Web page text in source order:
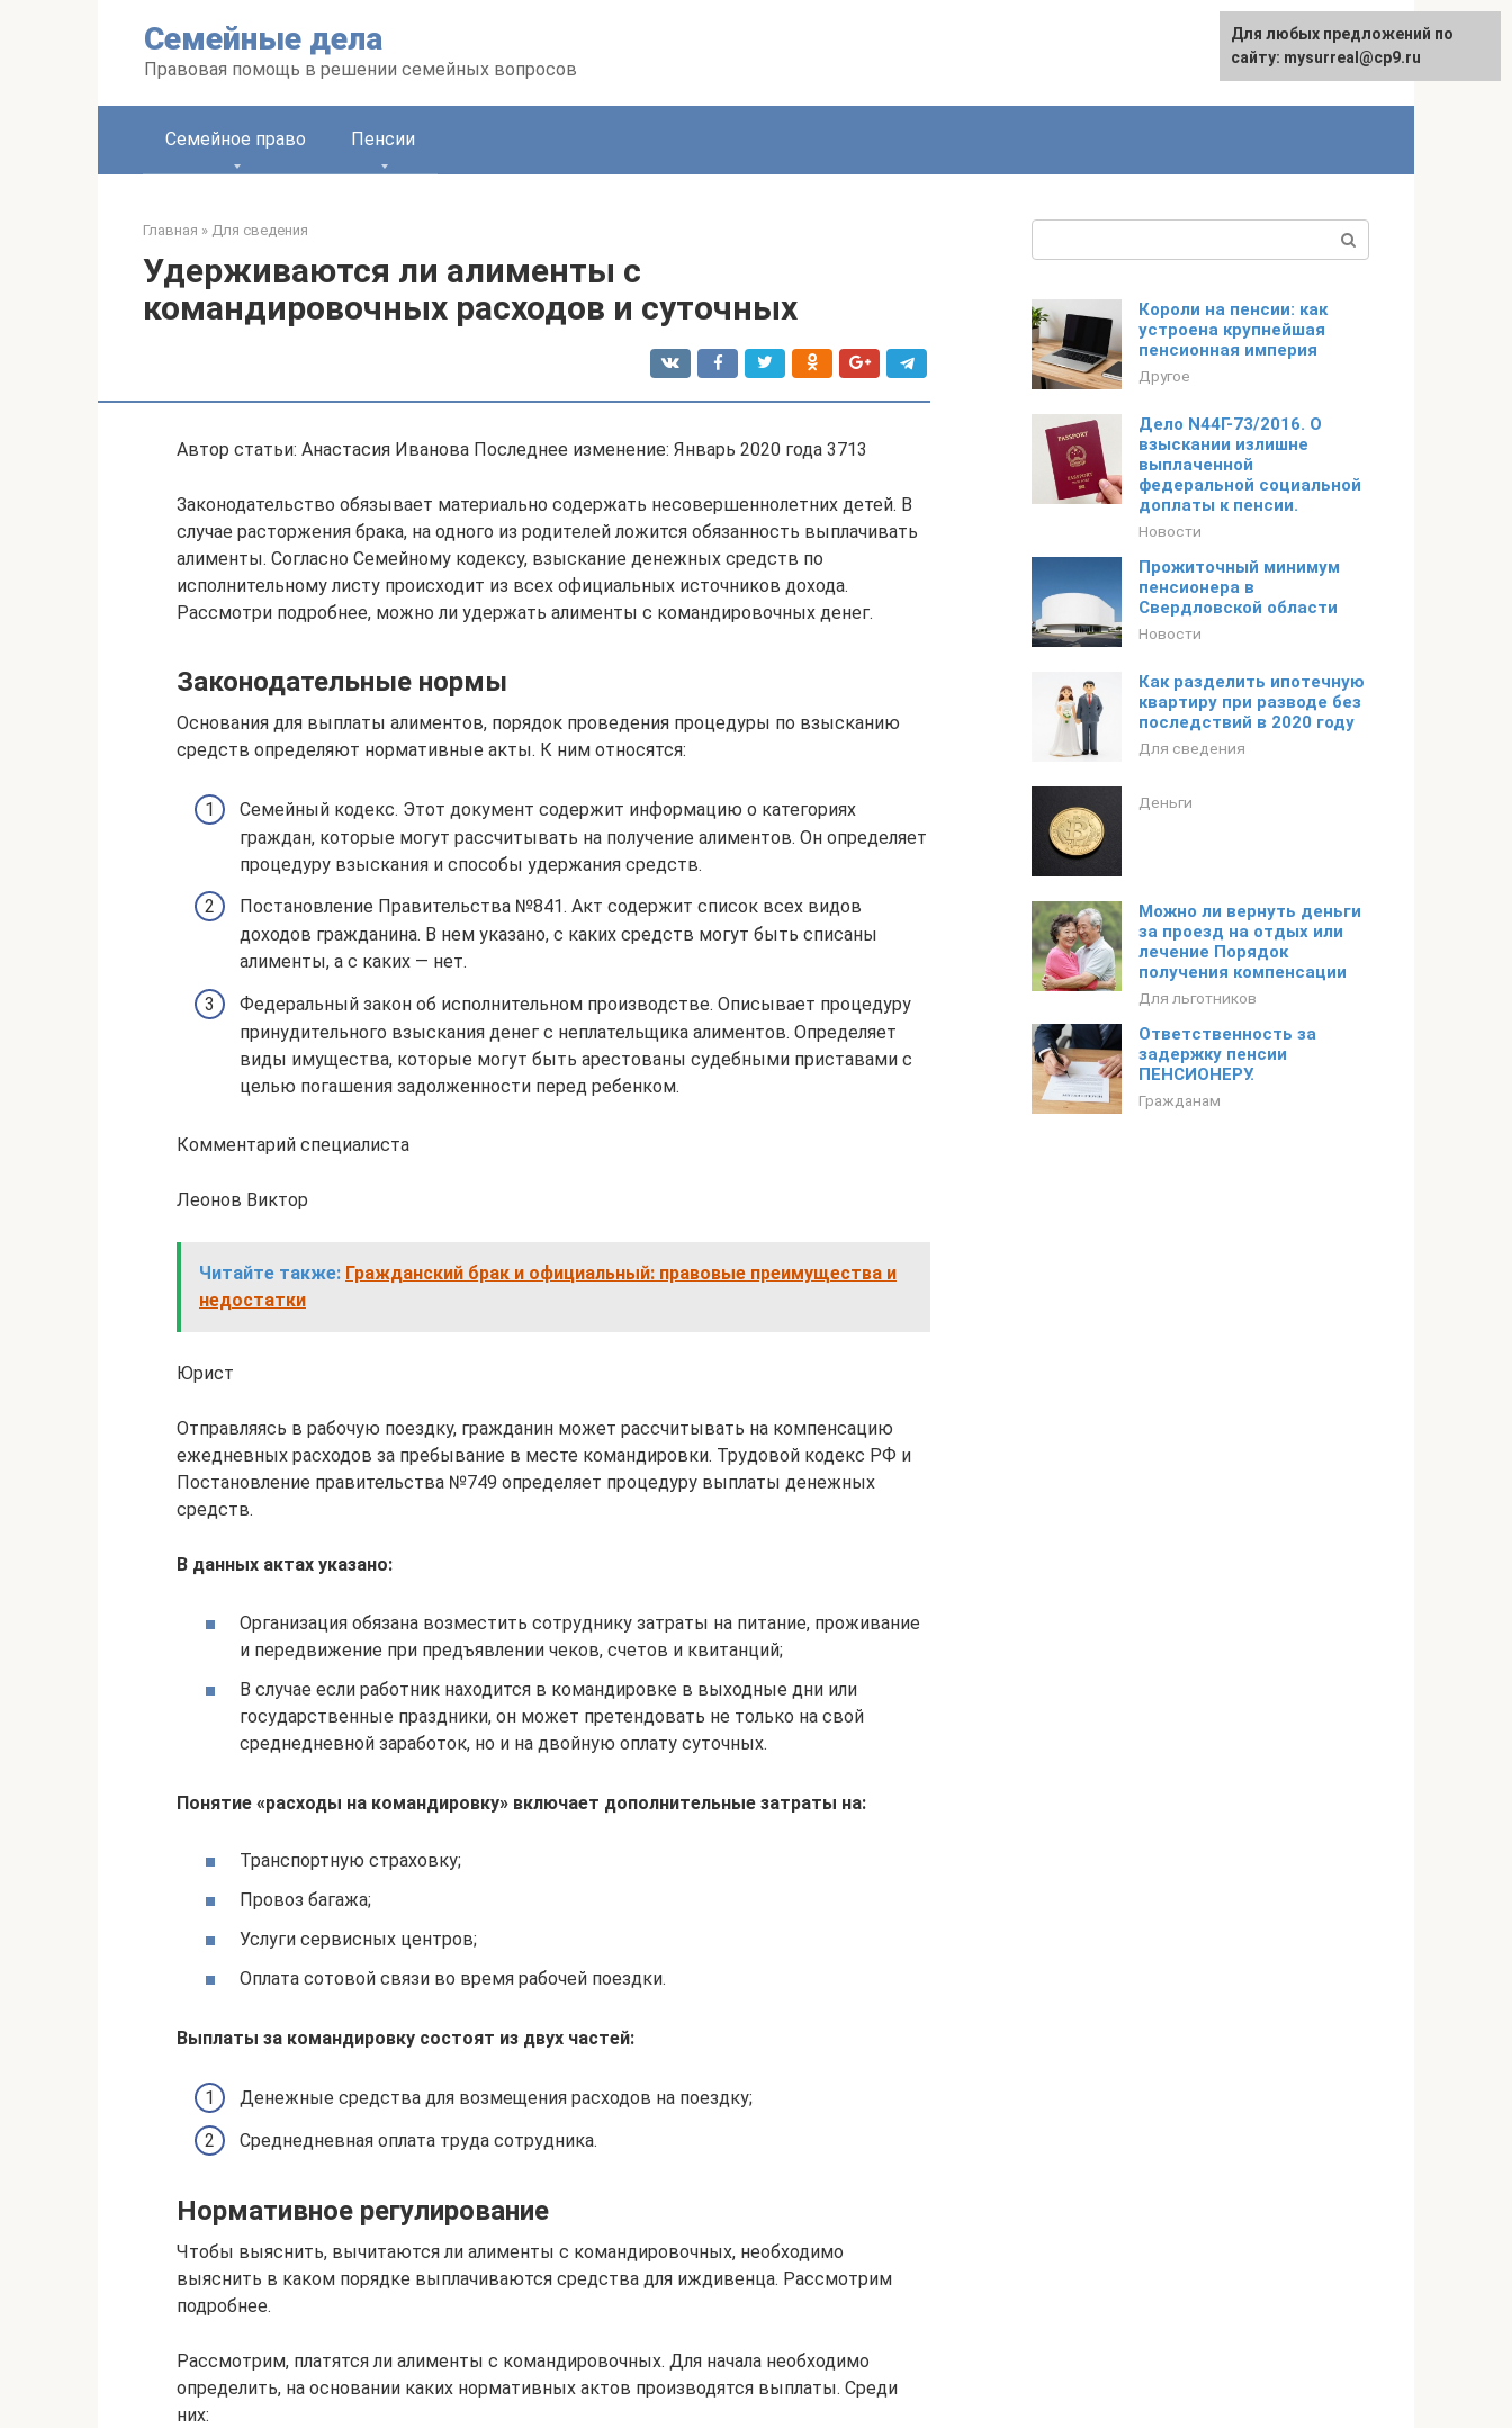
Семейные дела
Правовая помощь в решении семейных вопросов
Семейное право Пенсии
Главная » Для сведения
Удерживаются ли алименты с
командировочных расходов и суточных
Автор статьи: Анастасия Иванова Последнее изменение: Январь 2020 года 3713
Законодательство обязывает материально содержать несовершеннолетних детей. В
случае расторжения брака, на одного из родителей ложится обязанность выплачивать
алименты. Согласно Семейному кодексу, взыскание денежных средств по
исполнительному листу происходит из всех официальных источников дохода.
Рассмотри подробнее, можно ли удержать алименты с командировочных денег.
Законодательные нормы
Основания для выплаты алиментов, порядок проведения процедуры по взысканию
средств определяют нормативные акты. К ним относятся:
Семейный кодекс. Этот документ содержит информацию о категориях
граждан, которые могут рассчитывать на получение алиментов. Он определяет
процедуру взыскания и способы удержания средств.
Постановление Правительства №841. Акт содержит список всех видов
доходов гражданина. В нем указано, с каких средств могут быть списаны
алименты, а с каких — нет.
Федеральный закон об исполнительном производстве. Описывает процедуру
принудительного взыскания денег с неплательщика алиментов. Определяет
виды имущества, которые могут быть арестованы судебными приставами с
целью погашения задолженности перед ребенком.
Комментарий специалиста
Леонов Виктор
Читайте также: Гражданский брак и официальный: правовые преимущества и
недостатки
Юрист
Отправляясь в рабочую поездку, гражданин может рассчитывать на компенсацию
ежедневных расходов за пребывание в месте командировки. Трудовой кодекс РФ и
Постановление правительства №749 определяет процедуру выплаты денежных
средств.
В данных актах указано:
Организация обязана возместить сотруднику затраты на питание, проживание
и передвижение при предъявлении чеков, счетов и квитанций;
В случае если работник находится в командировке в выходные дни или
государственные праздники, он может претендовать не только на свой
среднедневной заработок, но и на двойную оплату суточных.
Понятие «расходы на командировку» включает дополнительные затраты на:
Транспортную страховку;
Провоз багажа;
Услуги сервисных центров;
Оплата сотовой связи во время рабочей поездки.
Выплаты за командировку состоят из двух частей:
Денежные средства для возмещения расходов на поездку;
Среднедневная оплата труда сотрудника.
Нормативное регулирование
Чтобы выяснить, вычитаются ли алименты с командировочных, необходимо
выяснить в каком порядке выплачиваются средства для иждивенца. Рассмотрим
подробнее.
Рассмотрим, платятся ли алименты с командировочных. Для начала необходимо
определить, на основании каких нормативных актов производятся выплаты. Среди
них:
Короли на пенсии: как
устроена крупнейшая
пенсионная империя
Другое
Дело N44Г-73/2016. О
взыскании излишне
выплаченной
федеральной социальной
доплаты к пенсии.
Новости
Прожиточный минимум
пенсионера в
Свердловской области
Новости
Как разделить ипотечную
квартиру при разводе без
последствий в 2020 году
Для сведения
Деньги
Можно ли вернуть деньги
за проезд на отдых или
лечение Порядок
получения компенсации
Для льготников
Ответственность за
задержку пенсии
ПЕНСИОНЕРУ.
Гражданам
Для любых предложений по
сайту: mysurreal@cp9.ru